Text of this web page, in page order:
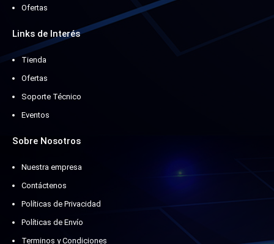
Ofertas
Links de Interés
Tienda
Ofertas
Soporte Técnico
Eventos
Sobre Nosotros
Nuestra empresa
Contáctenos
Políticas de Privacidad
Políticas de Envío
Terminos y Condiciones